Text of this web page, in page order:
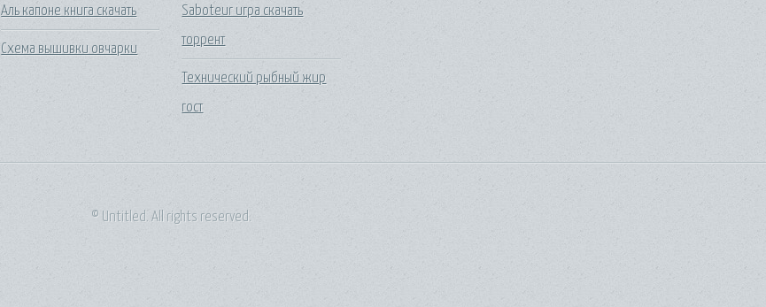
Аль капоне книга скачать
Схема вышивки овчарки
Saboteur игра скачать
торрент
Технический рыбный жир
гост
© Untitled. All rights reserved.